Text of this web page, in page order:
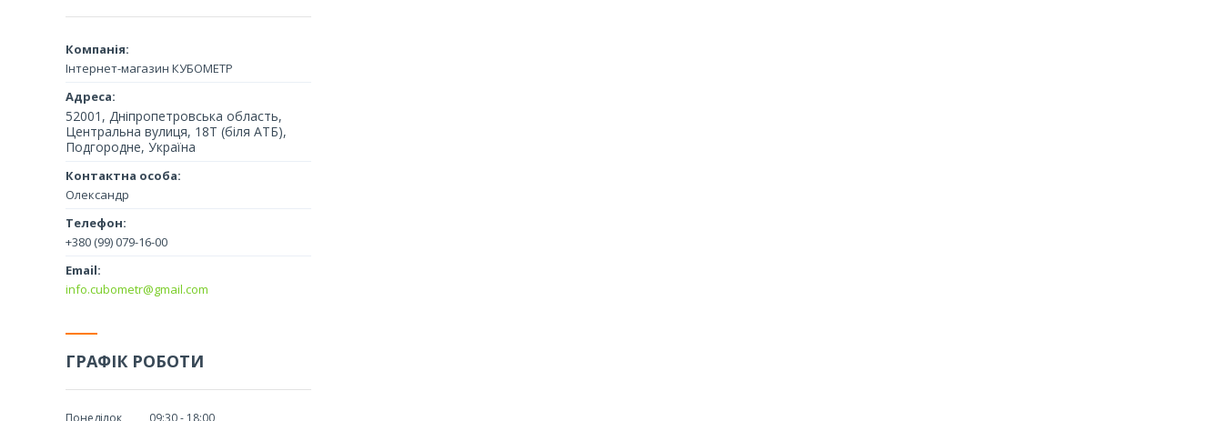
Інтернет-магазин КУБОМЕТР
52001, Дніпропетровська область,
Центральна вулиця, 18Т (біля АТБ),
Подгородне, Україна
Олександр
+380 (99) 079-16-00
info.cubometr@gmail.com
ГРАФІК РОБОТИ
Понеділок 09:30 18:00